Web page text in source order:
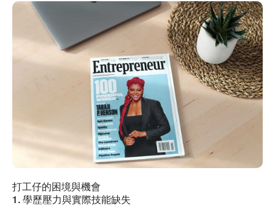
打工仔的困境與機會
1. 學歷壓力與實際技能缺失